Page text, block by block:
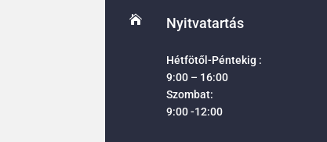
 Nyitvatartás
Hétfötől-Péntekig :
9:00 – 16:00
Szombat:
9:00 -12:00